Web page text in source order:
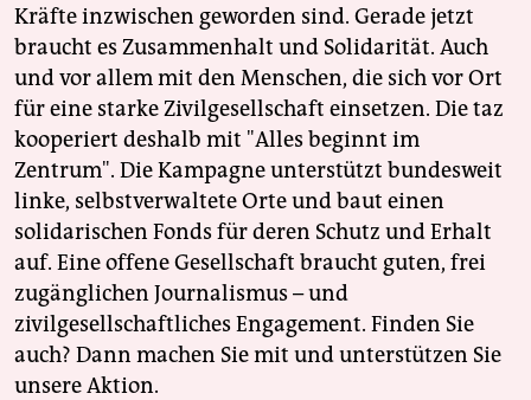
Kräfte inzwischen geworden sind. Gerade jetzt
braucht es Zusammenhalt und Solidarität. Auch
und vor allem mit den Menschen, die sich vor Ort
für eine starke Zivilgesellschaft einsetzen. Die taz
kooperiert deshalb mit "Alles beginnt im
Zentrum". Die Kampagne unterstützt bundesweit
linke, selbstverwaltete Orte und baut einen
solidarischen Fonds für deren Schutz und Erhalt
auf. Eine offene Gesellschaft braucht guten, frei
zugänglichen Journalismus – und
zivilgesellschaftliches Engagement. Finden Sie
auch? Dann machen Sie mit und unterstützen Sie
unsere Aktion.